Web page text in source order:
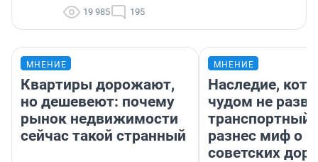
19 985 195
МНЕНИЕ
Квартиры дорожают,
но дешевеют: почему
рынок недвижимости
сейчас такой странный
МНЕНИЕ
Наследие,
чудом не
транспортный
разнес миф о
советских